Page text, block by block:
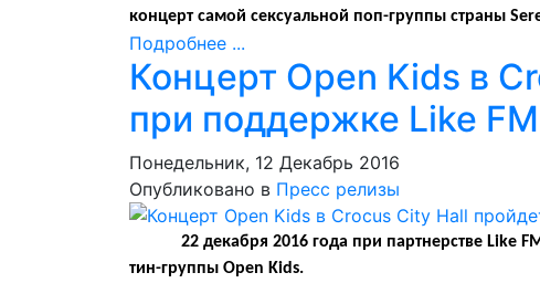
концерт самой сексуальной поп-группы страны
Подробнее ...
Концерт Open Kids в
при поддержке Like FM
Понедельник, 12 Декабрь 2016
Опубликовано в Пресс релизы
22 декабря 2016 года при партнерстве Like
тин-группы Open Kids.